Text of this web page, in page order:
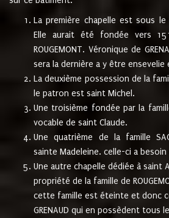
La première chapelle est sous
Elle aurait été fondée vers
ROUGEMONT. Véronique de
sera la dernière a y être ensevelie
La deuxième possession de la
le patron est saint Michel.
Une troisième fondée par la
vocable de saint Claude.
Une quatrième de la famille
sainte Madeleine. celle-ci a
Une autre chapelle dédiée à saint
propriété de la famille de
cette famille est éteinte et donc
GRENAUD qui en possèdent tous